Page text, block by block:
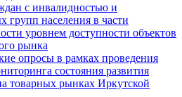
с инвалидностью и
групп населения в части
уровнем доступности объектов
рынка
опросы в рамках проведения
состояния развития
товарных рынках Иркутской